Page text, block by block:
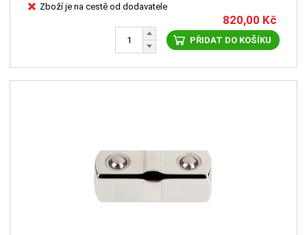
Zboží je na cestě od dodavatele
820,00 Kč
PŘIDAT DO KOŠÍKU